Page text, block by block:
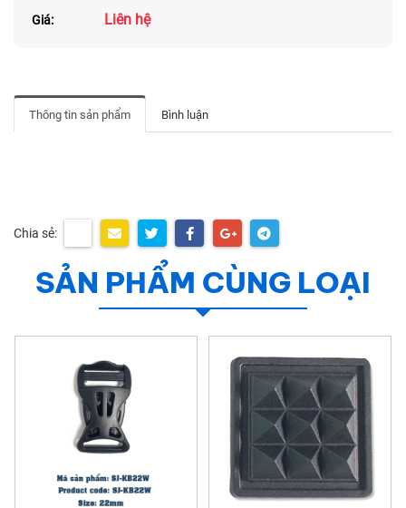
Giá: Liên hệ
Thông tin sản phẩm Bình luận
Chia sẻ:
SẢN PHẨM CÙNG LOẠI